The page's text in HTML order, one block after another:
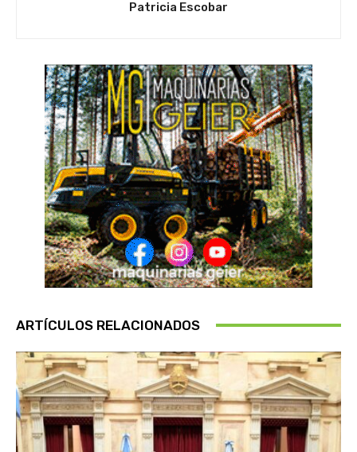
Patricia Escobar
ARTÍCULOS RELACIONADOS